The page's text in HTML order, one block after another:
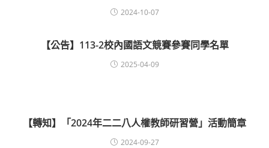
2024-10-07
【公告】113-2校內國語文競賽參賽同學名單
2025-04-09
【轉知】「2024年二二八人權教師研習營」活動簡章
2024-09-27